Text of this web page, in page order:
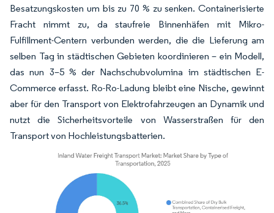
Besatzungskosten um bis zu 70 % zu senken. Containerisierte
Fracht nimmt zu, da staufreie Binnenhäfen mit Mikro-
Fulfillment-Centern verbunden werden, die die Lieferung am
selben Tag in städtischen Gebieten koordinieren – ein Modell,
das nun 3–5 % der Nachschubvolumina im städtischen E-
Commerce erfasst. Ro-Ro-Ladung bleibt eine Nische, gewinnt
aber für den Transport von Elektrofahrzeugen an Dynamik und
nutzt die Sicherheitsvorteile von Wasserstraßen für den
Transport von Hochleistungsbatterien.